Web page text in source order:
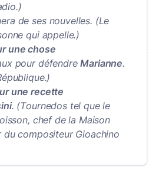
de ses nouvelles. (Le
qui appelle.)
une chose
pour défendreMarianne.
une recette
. (Tournedos tel que le
chef de la Maison
du compositeur Gioachino